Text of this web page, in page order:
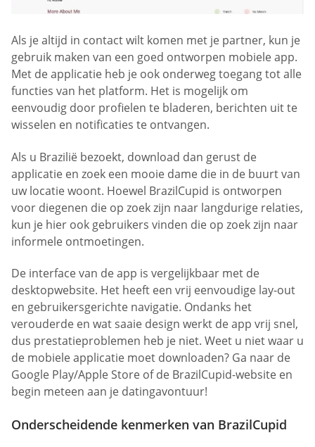
Als je altijd in contact wilt komen met je partner, kun je
gebruik maken van een goed ontworpen mobiele app.
Met de applicatie heb je ook onderweg toegang tot alle
functies van het platform. Het is mogelijk om
eenvoudig door profielen te bladeren, berichten uit te
wisselen en notificaties te ontvangen.
Als u Brazilië bezoekt, download dan gerust de
applicatie en zoek een mooie dame die in de buurt van
uw locatie woont. Hoewel BrazilCupid is ontworpen
voor diegenen die op zoek zijn naar langdurige relaties,
kun je hier ook gebruikers vinden die op zoek zijn naar
informele ontmoetingen.
De interface van de app is vergelijkbaar met de
desktopwebsite. Het heeft een vrij eenvoudige lay-out
en gebruikersgerichte navigatie. Ondanks het
verouderde en wat saaie design werkt de app vrij snel,
dus prestatieproblemen heb je niet. Weet u niet waar u
de mobiele applicatie moet downloaden? Ga naar de
Google Play/Apple Store of de BrazilCupid-website en
begin meteen aan je datingavontuur!
Onderscheidende kenmerken van BrazilCupid